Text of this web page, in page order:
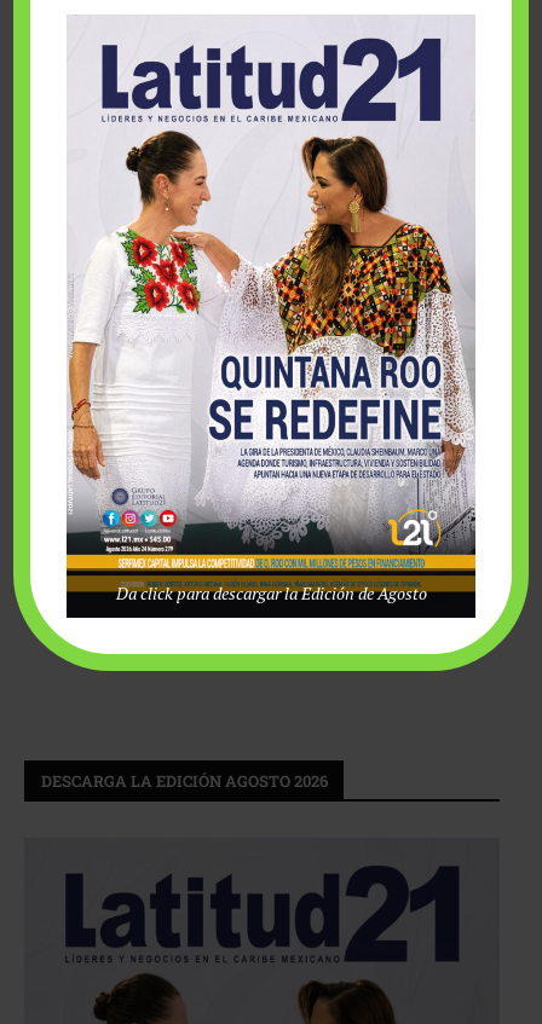
[editor]sube-y-baja[/editor]
… 88 89 91 92 93
DESCARGA LA EDICIÓN AGOSTO 2026
Da click para descargar la Edición de Agosto